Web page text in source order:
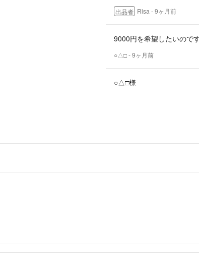
出品者 Risa - 9ヶ月前
9000円を希望したいので
○△□- 9ヶ月前
○△□様
大変不躾ですが、こちら